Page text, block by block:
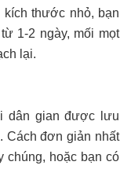
kích thước nhỏ, bạn
1-2 ngày, mối mọt
lại.
dân gian được lưu
Cách đơn giản nhất
chúng, hoặc bạn có